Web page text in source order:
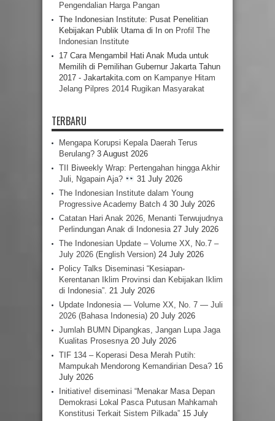
Pengendalian Harga Pangan
The Indonesian Institute: Pusat Penelitian
Kebijakan Publik Utama di In on Profil The
Indonesian Institute
17 Cara Mengambil Hati Anak Muda untuk
Memilih di Pemilihan Gubernur Jakarta Tahun
2017 - Jakartakita.com on Kampanye Hitam
Jelang Pilpres 2014 Rugikan Masyarakat
TERBARU
Mengapa Korupsi Kepala Daerah Terus
Berulang? 3 August 2026
TII Biweekly Wrap: Pertengahan hingga Akhir
Juli, Ngapain Aja?
31 July 2026
The Indonesian Institute dalam Young
Progressive Academy Batch 4 30 July 2026
Catatan Hari Anak 2026, Menanti Terwujudnya
Perlindungan Anak di Indonesia 27 July 2026
The Indonesian Update – Volume XX, No.7 –
July 2026 (English Version) 24 July 2026
Policy Talks Diseminasi “Kesiapan-
Kerentanan Iklim Provinsi dan Kebijakan Iklim
di Indonesia”. 21 July 2026
Update Indonesia — Volume XX, No. 7 — Juli
2026 (Bahasa Indonesia) 20 July 2026
Jumlah BUMN Dipangkas, Jangan Lupa Jaga
Kualitas Prosesnya 20 July 2026
TIF 134 – Koperasi Desa Merah Putih:
Mampukah Mendorong Kemandirian Desa? 16
July 2026
Initiative! diseminasi “Menakar Masa Depan
Demokrasi Lokal Pasca Putusan Mahkamah
Konstitusi Terkait Sistem Pilkada” 15 July